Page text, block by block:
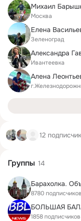
Михаил
Москва
Елена
Зеленоград
Александра
Ивантеевка
Алена
12
Группы 14
Барахолка.
8780 подписчиков
БОЛЬШАЯ
1858 подписчиков